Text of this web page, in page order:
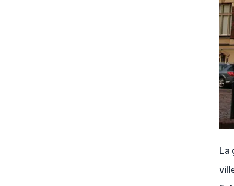
La